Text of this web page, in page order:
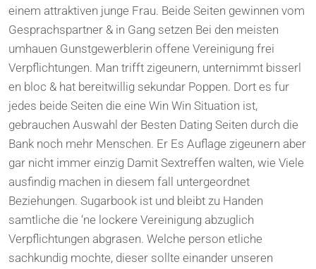
einem attraktiven junge Frau. Beide Seiten gewinnen vom
Gesprachspartner & in Gang setzen Bei den meisten
umhauen Gunstgewerblerin offene Vereinigung frei
Verpflichtungen. Man trifft zigeunern, unternimmt bisserl
en bloc & hat bereitwillig sekundar Poppen. Dort es fur
jedes beide Seiten die eine Win Win Situation ist,
gebrauchen Auswahl der Besten Dating Seiten durch die
Bank noch mehr Menschen. Er Es Auflage zigeunern aber
gar nicht immer einzig Damit Sextreffen walten, wie Viele
ausfindig machen in diesem fall untergeordnet
Beziehungen. Sugarbook ist und bleibt zu Handen
samtliche die ‘ne lockere Vereinigung abzuglich
Verpflichtungen abgrasen. Welche person etliche
sachkundig mochte, dieser sollte einander unseren